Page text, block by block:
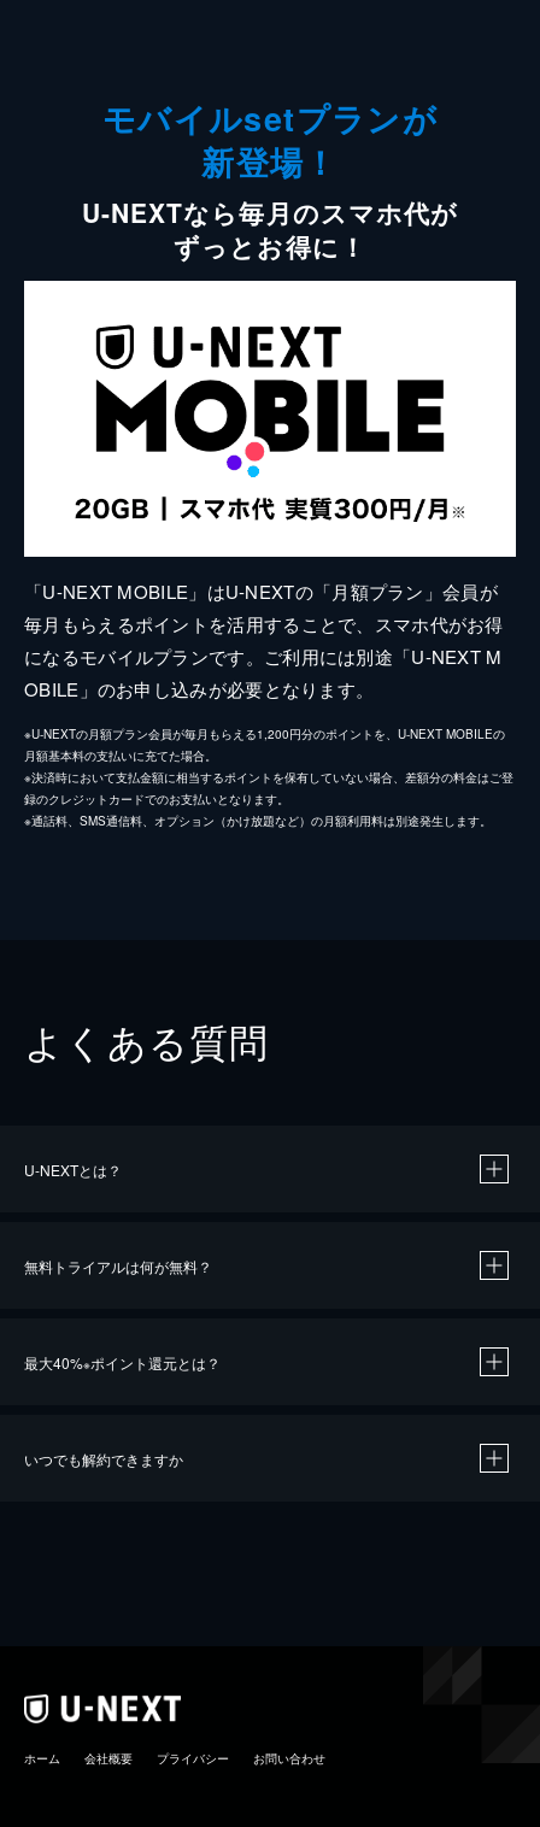
モバイルsetプランが
新登場！
U-NEXTなら毎月のスマホ代が
ずっとお得に！
「U-NEXT MOBILE」はU-NEXTの「月額プラン」会員が
毎月もらえるポイントを活用することで、スマホ代がお得
になるモバイルプランです。ご利用には別途「U-NEXT M
OBILE」のお申し込みが必要となります。
※U-NEXTの月額プラン会員が毎月もらえる1,200円分のポイントを、U-NEXT MOBILEの
月額基本料の支払いに充てた場合。
※決済時において支払金額に相当するポイントを保有していない場合、差額分の料金はご登
録のクレジットカードでのお支払いとなります。
※通話料、SMS通信料、オプション（かけ放題など）の月額利用料は別途発生します。
よくある質問
U-NEXTとは？
無料トライアルは何が無料？
最大40%※ポイント還元とは？
いつでも解約できますか
ホーム 会社概要 プライバシー お問い合わせ